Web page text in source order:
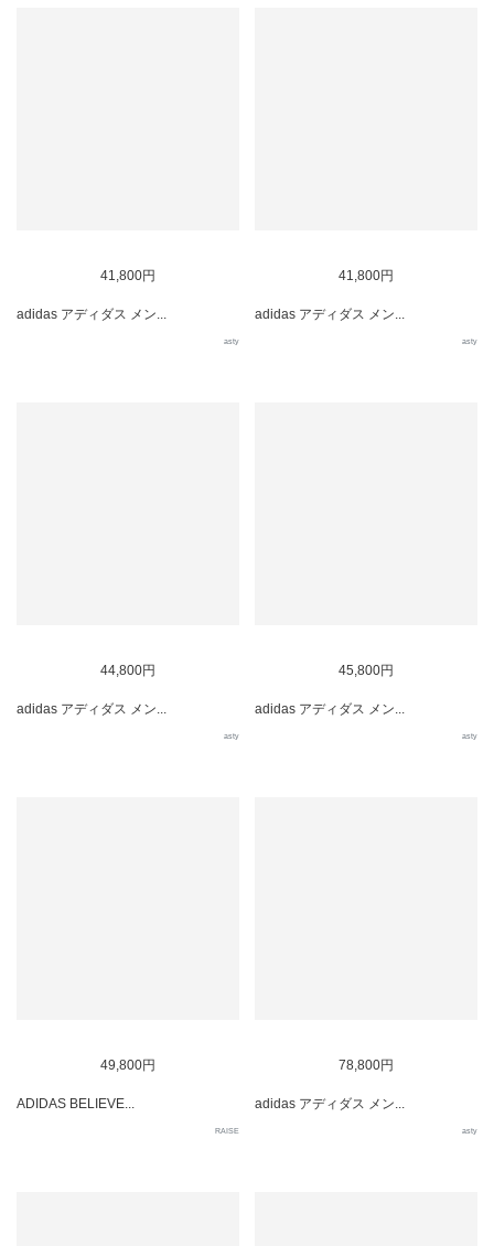
41,800円
adidas アディダス メン...
asty
41,800円
adidas アディダス メン...
asty
44,800円
adidas アディダス メン...
asty
45,800円
adidas アディダス メン...
asty
49,800円
ADIDAS BELIEVE...
RAISE
78,800円
adidas アディダス メン...
asty